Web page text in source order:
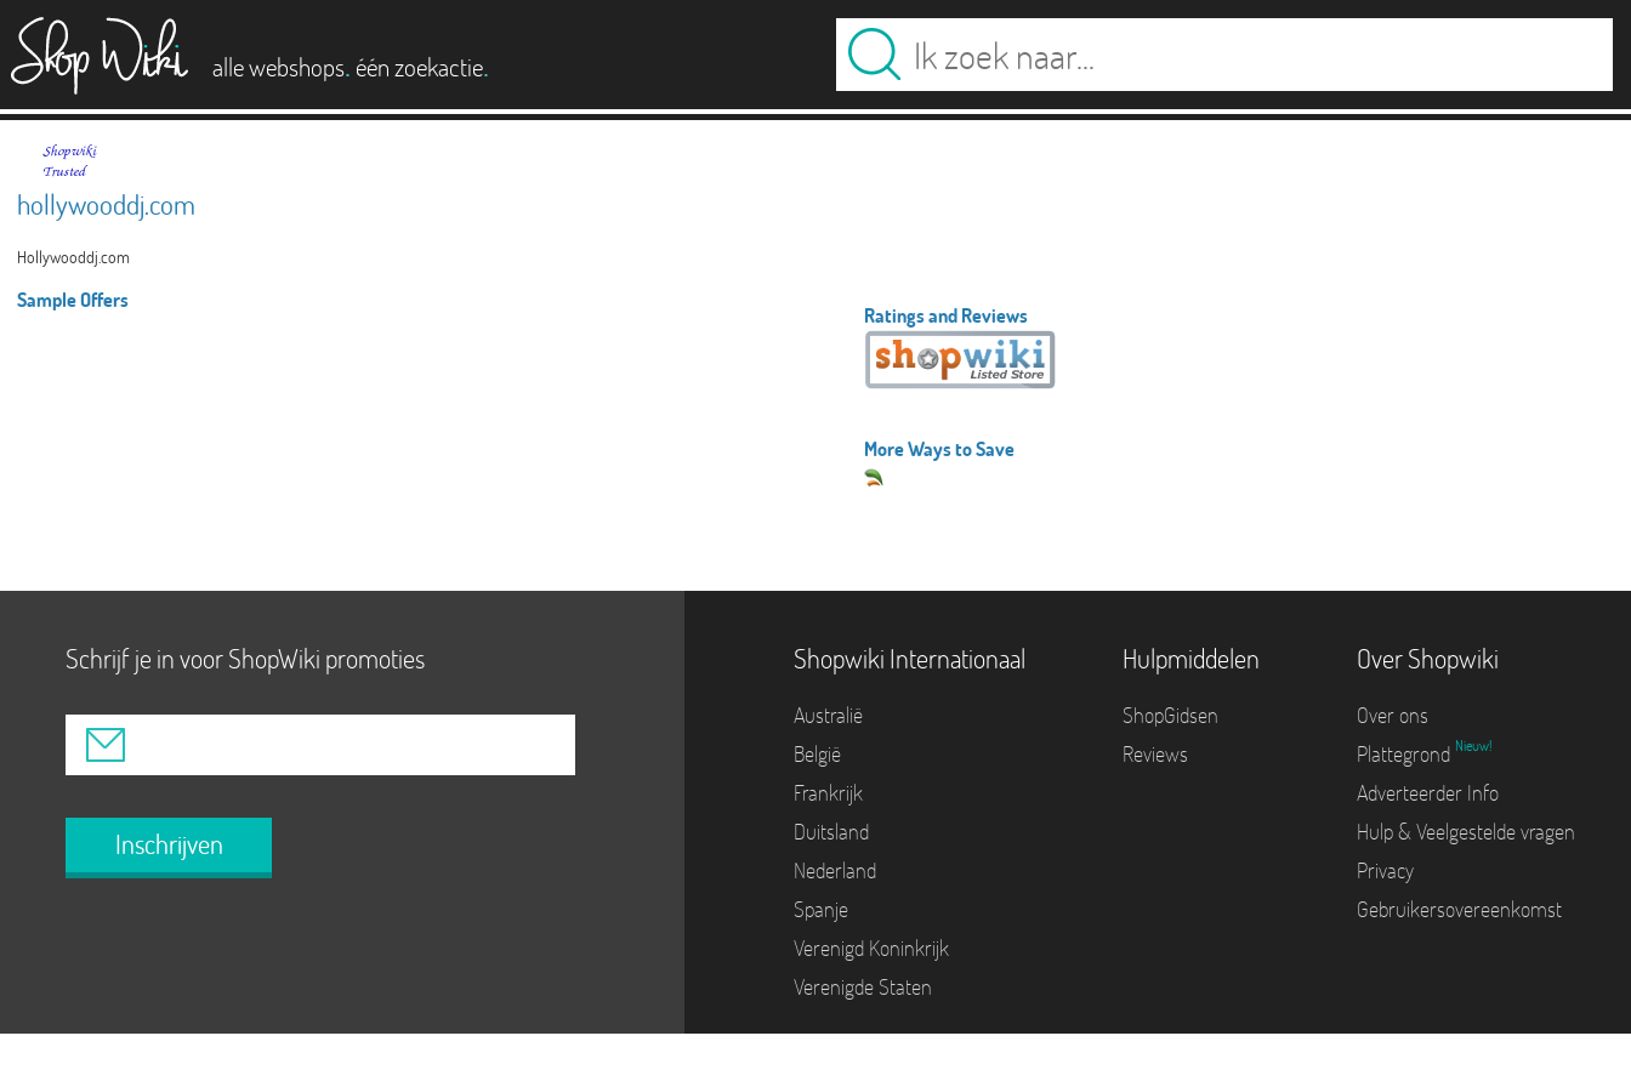
alle webshops. één zoekactie.
hollywooddj.com
Hollywooddj.com
Sample Offers
Ratings and Reviews
More Ways to Save
Schrijf je in voor ShopWiki promoties
Inschrijven
Shopwiki Internationaal
Australië
België
Frankrijk
Duitsland
Nederland
Spanje
Verenigd Koninkrijk
Verenigde Staten
Hulpmiddelen
ShopGidsen
Reviews
Over Shopwiki
Over ons
Plattegrond Nieuw!
Adverteerder Info
Hulp & Veelgestelde vragen
Privacy
Gebruikersovereenkomst